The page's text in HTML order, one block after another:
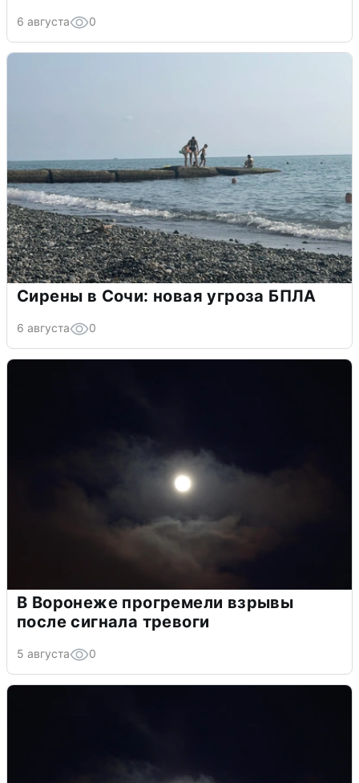
6 августа 0
Сирены в Сочи: новая угроза БПЛА
6 августа 0
В Воронеже прогремели взрывы
после сигнала тревоги
5 августа 0